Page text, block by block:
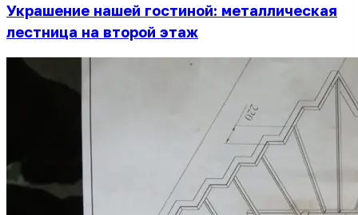
Украшение нашей гостиной: металлическая
лестница на второй этаж